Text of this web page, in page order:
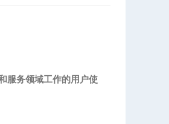
服务领域工作的用户使